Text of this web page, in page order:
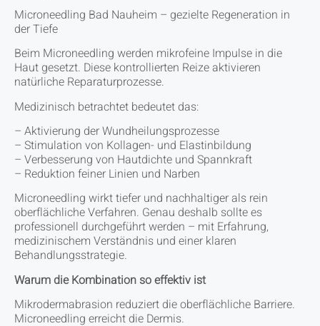
Microneedling Bad Nauheim – gezielte Regeneration in
der Tiefe
Beim Microneedling werden mikrofeine Impulse in die
Haut gesetzt. Diese kontrollierten Reize aktivieren
natürliche Reparaturprozesse.
Medizinisch betrachtet bedeutet das:
– Aktivierung der Wundheilungsprozesse
– Stimulation von Kollagen- und Elastinbildung
– Verbesserung von Hautdichte und Spannkraft
– Reduktion feiner Linien und Narben
Microneedling wirkt tiefer und nachhaltiger als rein
oberflächliche Verfahren. Genau deshalb sollte es
professionell durchgeführt werden – mit Erfahrung,
medizinischem Verständnis und einer klaren
Behandlungsstrategie.
Warum die Kombination so effektiv ist
Mikrodermabrasion reduziert die oberflächliche Barriere.
Microneedling erreicht die Dermis.